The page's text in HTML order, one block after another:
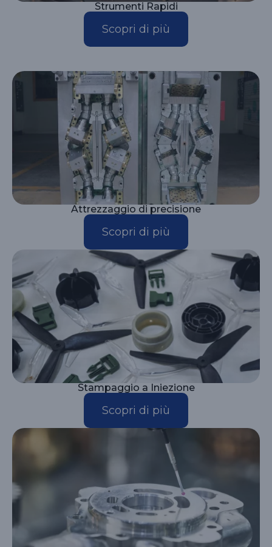
Strumenti Rapidi
Scopri di più
Attrezzaggio di precisione
Scopri di più
Stampaggio a Iniezione
Scopri di più